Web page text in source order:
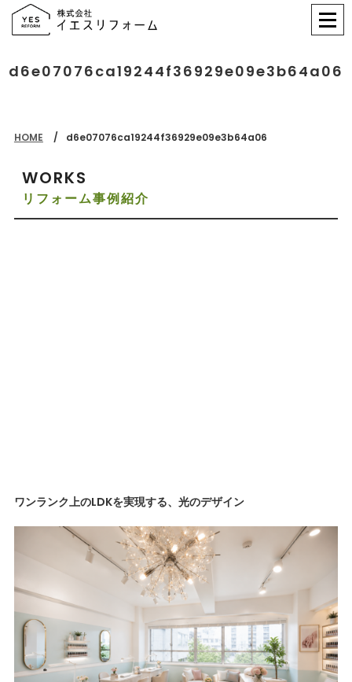
d6e07076ca19244f36929e09e3b64a06
HOME d6e07076ca19244f36929e09e3b64a06
WORKS
リフォーム事例紹介
ワンランク上のLDKを実現する、光のデザイン